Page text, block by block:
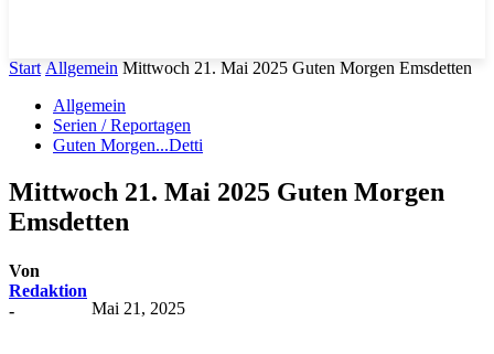
Start Allgemein Mittwoch 21. Mai 2025 Guten Morgen Emsdetten
Allgemein
Serien / Reportagen
Guten Morgen...Detti
Mittwoch 21. Mai 2025 Guten Morgen
Emsdetten
Von
Redaktion
-
Mai 21, 2025